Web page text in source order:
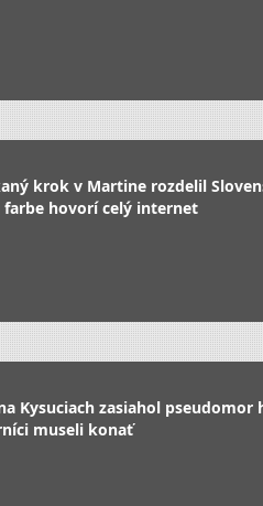
krok v Martine rozdelil
farbe hovorí celý internet
Kysuciach zasiahol pseudomor
museli konať